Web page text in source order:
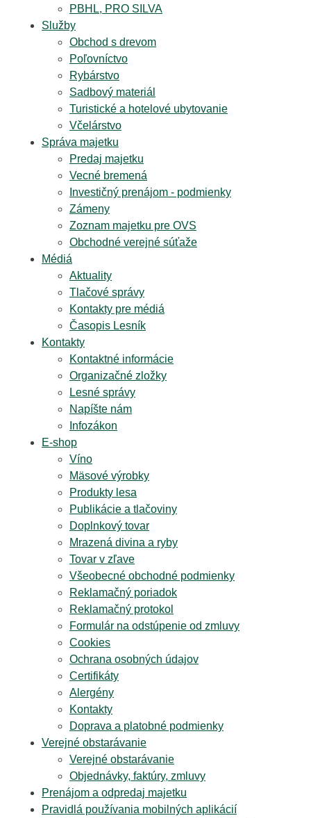
PBHL, PRO SILVA
Služby
Obchod s drevom
Poľovníctvo
Rybárstvo
Sadbový materiál
Turistické a hotelové ubytovanie
Včelárstvo
Správa majetku
Predaj majetku
Vecné bremená
Investičný prenájom - podmienky
Zámeny
Zoznam majetku pre OVS
Obchodné verejné súťaže
Médiá
Aktuality
Tlačové správy
Kontakty pre médiá
Časopis Lesník
Kontakty
Kontaktné informácie
Organizačné zložky
Lesné správy
Napíšte nám
Infozákon
E-shop
Víno
Mäsové výrobky
Produkty lesa
Publikácie a tlačoviny
Doplnkový tovar
Mrazená divina a ryby
Tovar v zľave
Všeobecné obchodné podmienky
Reklamačný poriadok
Reklamačný protokol
Formulár na odstúpenie od zmluvy
Cookies
Ochrana osobných údajov
Certifikáty
Alergény
Kontakty
Doprava a platobné podmienky
Verejné obstarávanie
Verejné obstarávanie
Objednávky, faktúry, zmluvy
Prenájom a odpredaj majetku
Pravidlá používania mobilných aplikácií